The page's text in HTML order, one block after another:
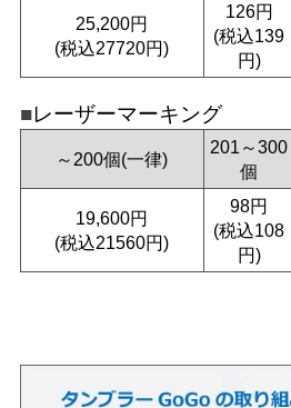
25,200円
(税込27720円)
126円
(税込139
円)
レーザーマーキング
～200個(一律)
201～300
個
19,600円
(税込21560円)
98円
(税込108
円)